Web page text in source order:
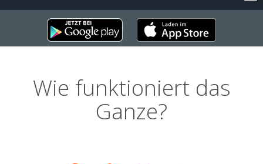
Wie funktioniert das
Ganze?